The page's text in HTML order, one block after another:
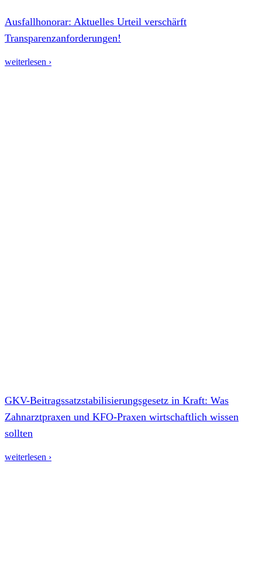
Ausfallhonorar: Aktuelles Urteil verschärft
Transparenzanforderungen!
weiterlesen ›
GKV-Beitragssatzstabilisierungsgesetz in Kraft: Was
Zahnarztpraxen und KFO-Praxen wirtschaftlich wissen
sollten
weiterlesen ›